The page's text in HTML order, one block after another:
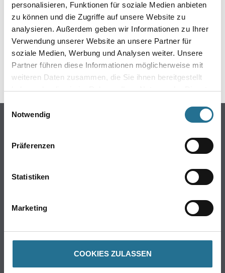
personalisieren, Funktionen für soziale Medien anbieten
zu können und die Zugriffe auf unsere Website zu
analysieren. Außerdem geben wir Informationen zu Ihrer
Verwendung unserer Website an unsere Partner für
soziale Medien, Werbung und Analysen weiter. Unsere
Partner führen diese Informationen möglicherweise mit
weiteren Daten zusammen, die Sie ihnen bereitgestellt
haben oder die sie im Rahmen Ihrer Nutzung der Dienste
Einwilligungsauswahl
Notwendig
Präferenzen
Statistiken
Marketing
COOKIES ZULASSEN
Keine Sorge, wir pinseln schon an der Lösung und
werden das Problem so schnell wie möglich beheben.
Erkunden Sie in der Zwischenzeit unseren Online-Shop
und lassen Sie sich inspirieren.
ZURÜCK ZUM ONLINE-SHOP
Online-Shop
Putze- und Spachtelmassen
Wand- & Deckenbeläge
Winkler & Gräbner